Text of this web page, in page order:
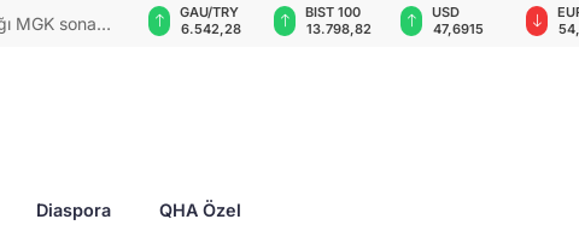
ile Ahıska
6.542,28
BIST 100
13.798,82
USD
47,6915
EUR
54,9772
Diaspora QHA Özel